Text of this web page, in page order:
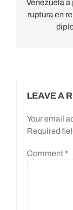
Venezuela a
ruptura en
LEAVE A
Your email
Required
Comment *